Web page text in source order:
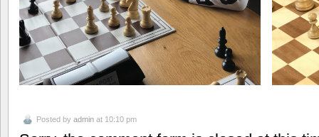
Posted by admin at 10:10 pm